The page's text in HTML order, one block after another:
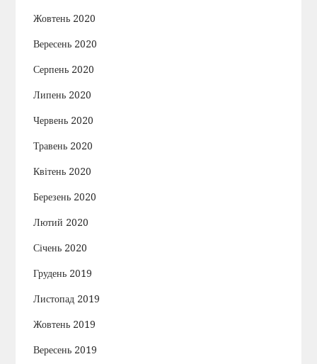
Жовтень 2020
Вересень 2020
Серпень 2020
Липень 2020
Червень 2020
Травень 2020
Квітень 2020
Березень 2020
Лютий 2020
Січень 2020
Грудень 2019
Листопад 2019
Жовтень 2019
Вересень 2019